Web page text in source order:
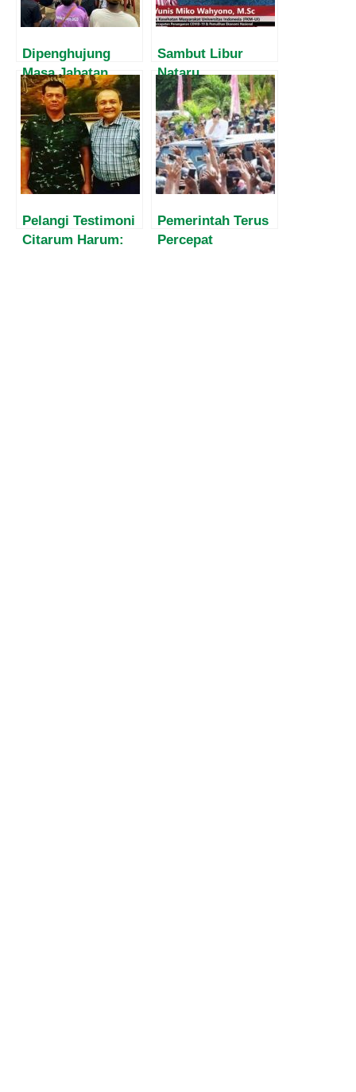
Dipenghujung
Masa Jabatan,
Harvey Malaihollo
Masih
Mesosialisasikan
Empat Pilar MPR
Kepada
Masyarakat Papua
Sambut Libur
Nataru,
Pemerintah Minta
Masyarakat
Disiplin Prokes
Tekan Lonjakan
Covid-19
Pelangi Testimoni
Citarum Harum:
Pemerintah Terus
Percepat